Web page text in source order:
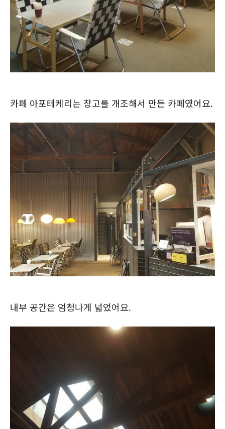
카페 아포테케리는 창고를 개조해서 만든 카페였어요.
내부 공간은 엄청나게 넓었어요.